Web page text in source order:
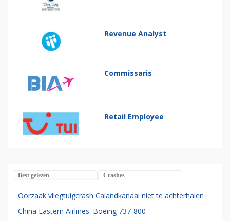
Revenue Analyst
Commissaris
Retail Employee
Best gelezen Crashes
Oorzaak vliegtuigcrash Calandkanaal niet te achterhalen
China Eastern Airlines: Boeing 737-800